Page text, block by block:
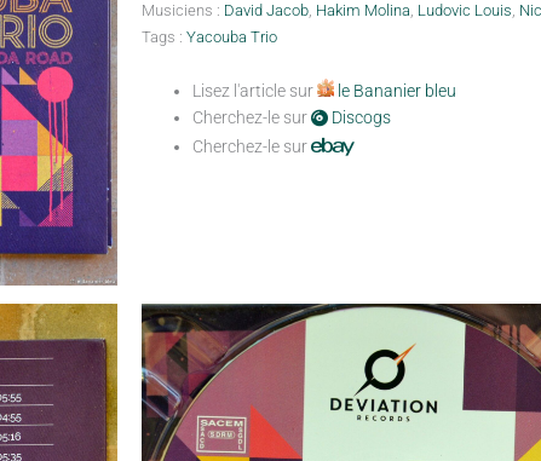
Musiciens : David Jacob, Hakim Molina, Ludovic Louis,
Tags : Yacouba Trio
Lisez l'article sur
le Bananier bleu
Cherchez-le sur
Discogs
Cherchez-le sur